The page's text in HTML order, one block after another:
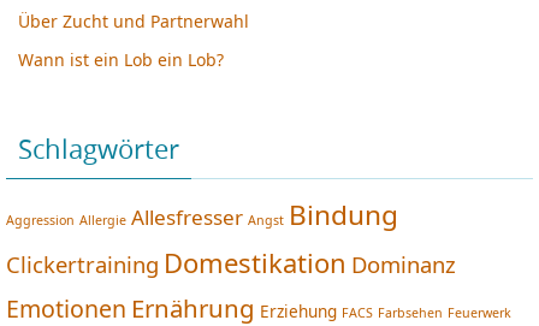
Über Zucht und Partnerwahl
Wann ist ein Lob ein Lob?
Schlagwörter
Aggression Allergie Allesfresser Angst Bindung
Clickertraining Domestikation Dominanz
Emotionen Ernährung Erziehung FACS Farbsehen Feuerwerk